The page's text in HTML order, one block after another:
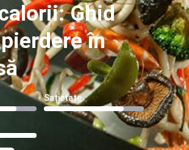
Ghid
în
Sațietate